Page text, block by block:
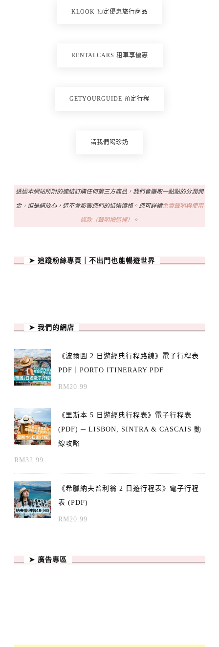
KLOOK 預定優惠旅行商品
RENTALCARS 租車享優惠
GETYOURGUIDE 預定行程
請我們喝珍奶
透過本網站所附的連結訂購任何第三方商品，我們會賺取一點點的分潤佣
金，但是請放心，這不會影響您們的結帳價格。您可詳讀免責聲明與使用
條款（聲明按這裡） 。
➤ 追蹤粉絲專頁｜不出門也能暢遊世界
➤ 我們的網店
《波爾圖 2 日遊經典行程路線》電子行程表
PDF｜PORTO ITINERARY PDF
RM20.99
《里斯本 5 日遊經典行程表》電子行程表
(PDF) ─ LISBON, SINTRA & CASCAIS 動
線攻略
RM32.99
《希臘納夫普利翁 2 日遊行程表》電子行程
表 (PDF)
RM20.99
➤ 廣告專區